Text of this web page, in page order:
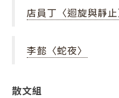
店員丁〈迴旋與靜止
李懿〈蛇夜〉
散文組